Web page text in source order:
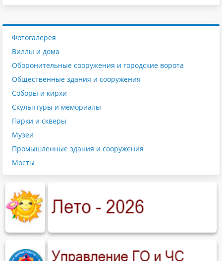
Фотогалерея
Виллы и дома
Оборонительные сооружения и городские ворота
Общественные здания и сооружения
Соборы и кирхи
Скульптуры и мемориалы
Парки и скверы
Музеи
Промышленные здания и сооружения
Мосты